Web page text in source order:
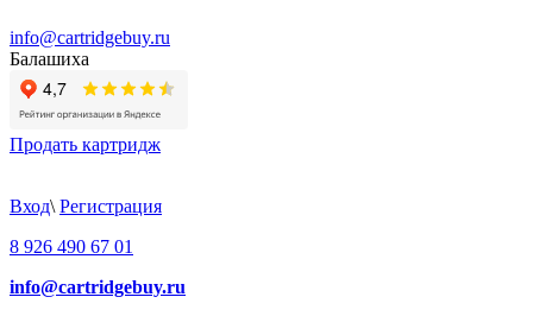
info@cartridgebuy.ru
Балашиха
Продать картридж
Вход\ Регистрация
8 926 490 67 01
info@cartridgebuy.ru